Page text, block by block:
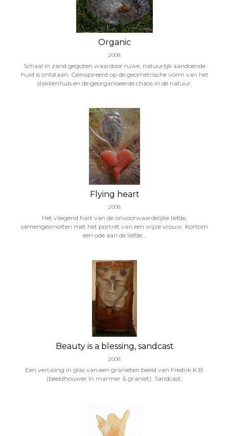
Organic
2008
Schaal in zand gegoten waardoor ruwe, natuurlijk aandoende
huid is ontstaan. Geïnspireerd op de geometrische vorm van het
slakkenhuis en de georganiseerde chaos in de natuur.
Flying heart
2008
Het vliegend hart van de onvoorwaardelijke liefde,
samengesmolten met het portret van een wijze vrouw. Kortom
een ode aan de liefde...
Beauty is a blessing, sandcast
2008
Een vertaling in glas van een granieten beeld van Fredrik K.B.
(beeldhouwer in marmer & graniet). Sandcast.